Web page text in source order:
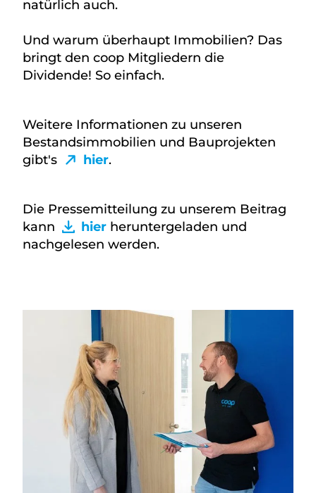
natürlich auch.
Und warum überhaupt Immobilien? Das
bringt den coop Mitgliedern die
Dividende! So einfach.
Weitere Informationen zu unseren
Bestandsimmobilien und Bauprojekten
gibt's
hier.
Die Pressemitteilung zu unserem Beitrag
kann
hierheruntergeladen und
nachgelesen werden.